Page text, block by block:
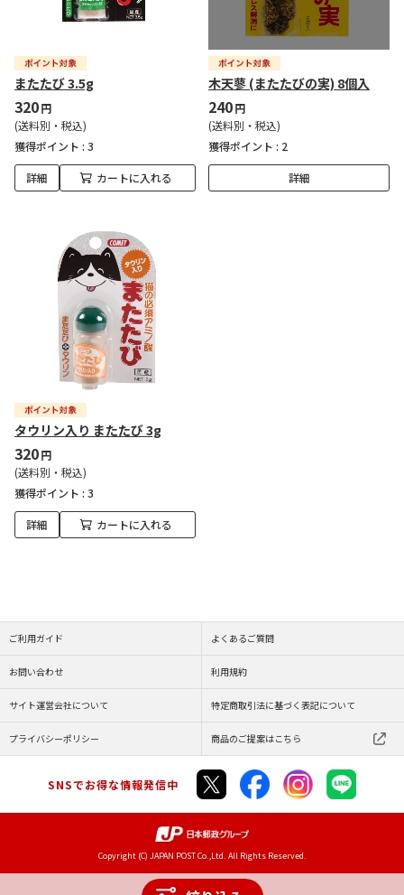
またたび 3.5g
320円
(送料別・税込)
獲得ポイント : 3
詳細 カートに入れる
木天蓼 (またたびの実) 8個入
240円
(送料別・税込)
獲得ポイント : 2
詳細
タウリン入り またたび 3g
320円
(送料別・税込)
獲得ポイント : 3
詳細 カートに入れる
ご利用ガイド よくあるご質問
お問い合わせ 利用規約
サイト運営会社について 特定商取引法に基づく表記について
プライバシーポリシー 商品のご提案はこちら
SNSでお得な情報発信中
Copyright (C) JAPAN POST Co.,Ltd. All Rights Reserved.